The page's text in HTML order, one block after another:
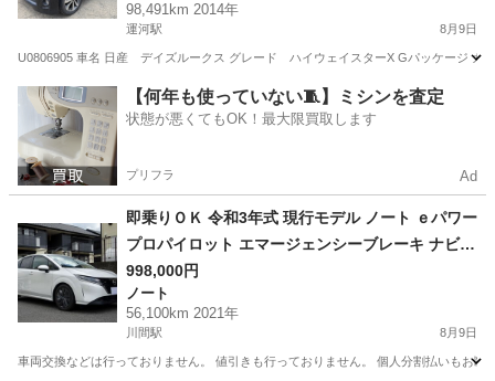
98,491km 2014年
運河駅 8月9日
U0806905 車名 日産 デイズルークス グレード ハイウェイスターX Gパッケージ カ
千葉 野田市 運河駅 デイズ 車両
【何年も使っていない🧵】ミシンを査定
状態が悪くてもOK！最大限買取します
プリフラ Ad
即乗りＯＫ 令和3年式 現行モデル ノート ｅパワー
プロパイロット エマージェンシーブレーキ ナビ
フルセグTV Bluetooth アラウンドビューモニター
コーナーソナー インテリキー LEDライト LEDフ
ォグ ETC2.0
998,000円
ノート
56,100km 2021年
川間駅 8月9日
車両交換などは行っておりません。 値引きも行っておりません。 個人分割払いも